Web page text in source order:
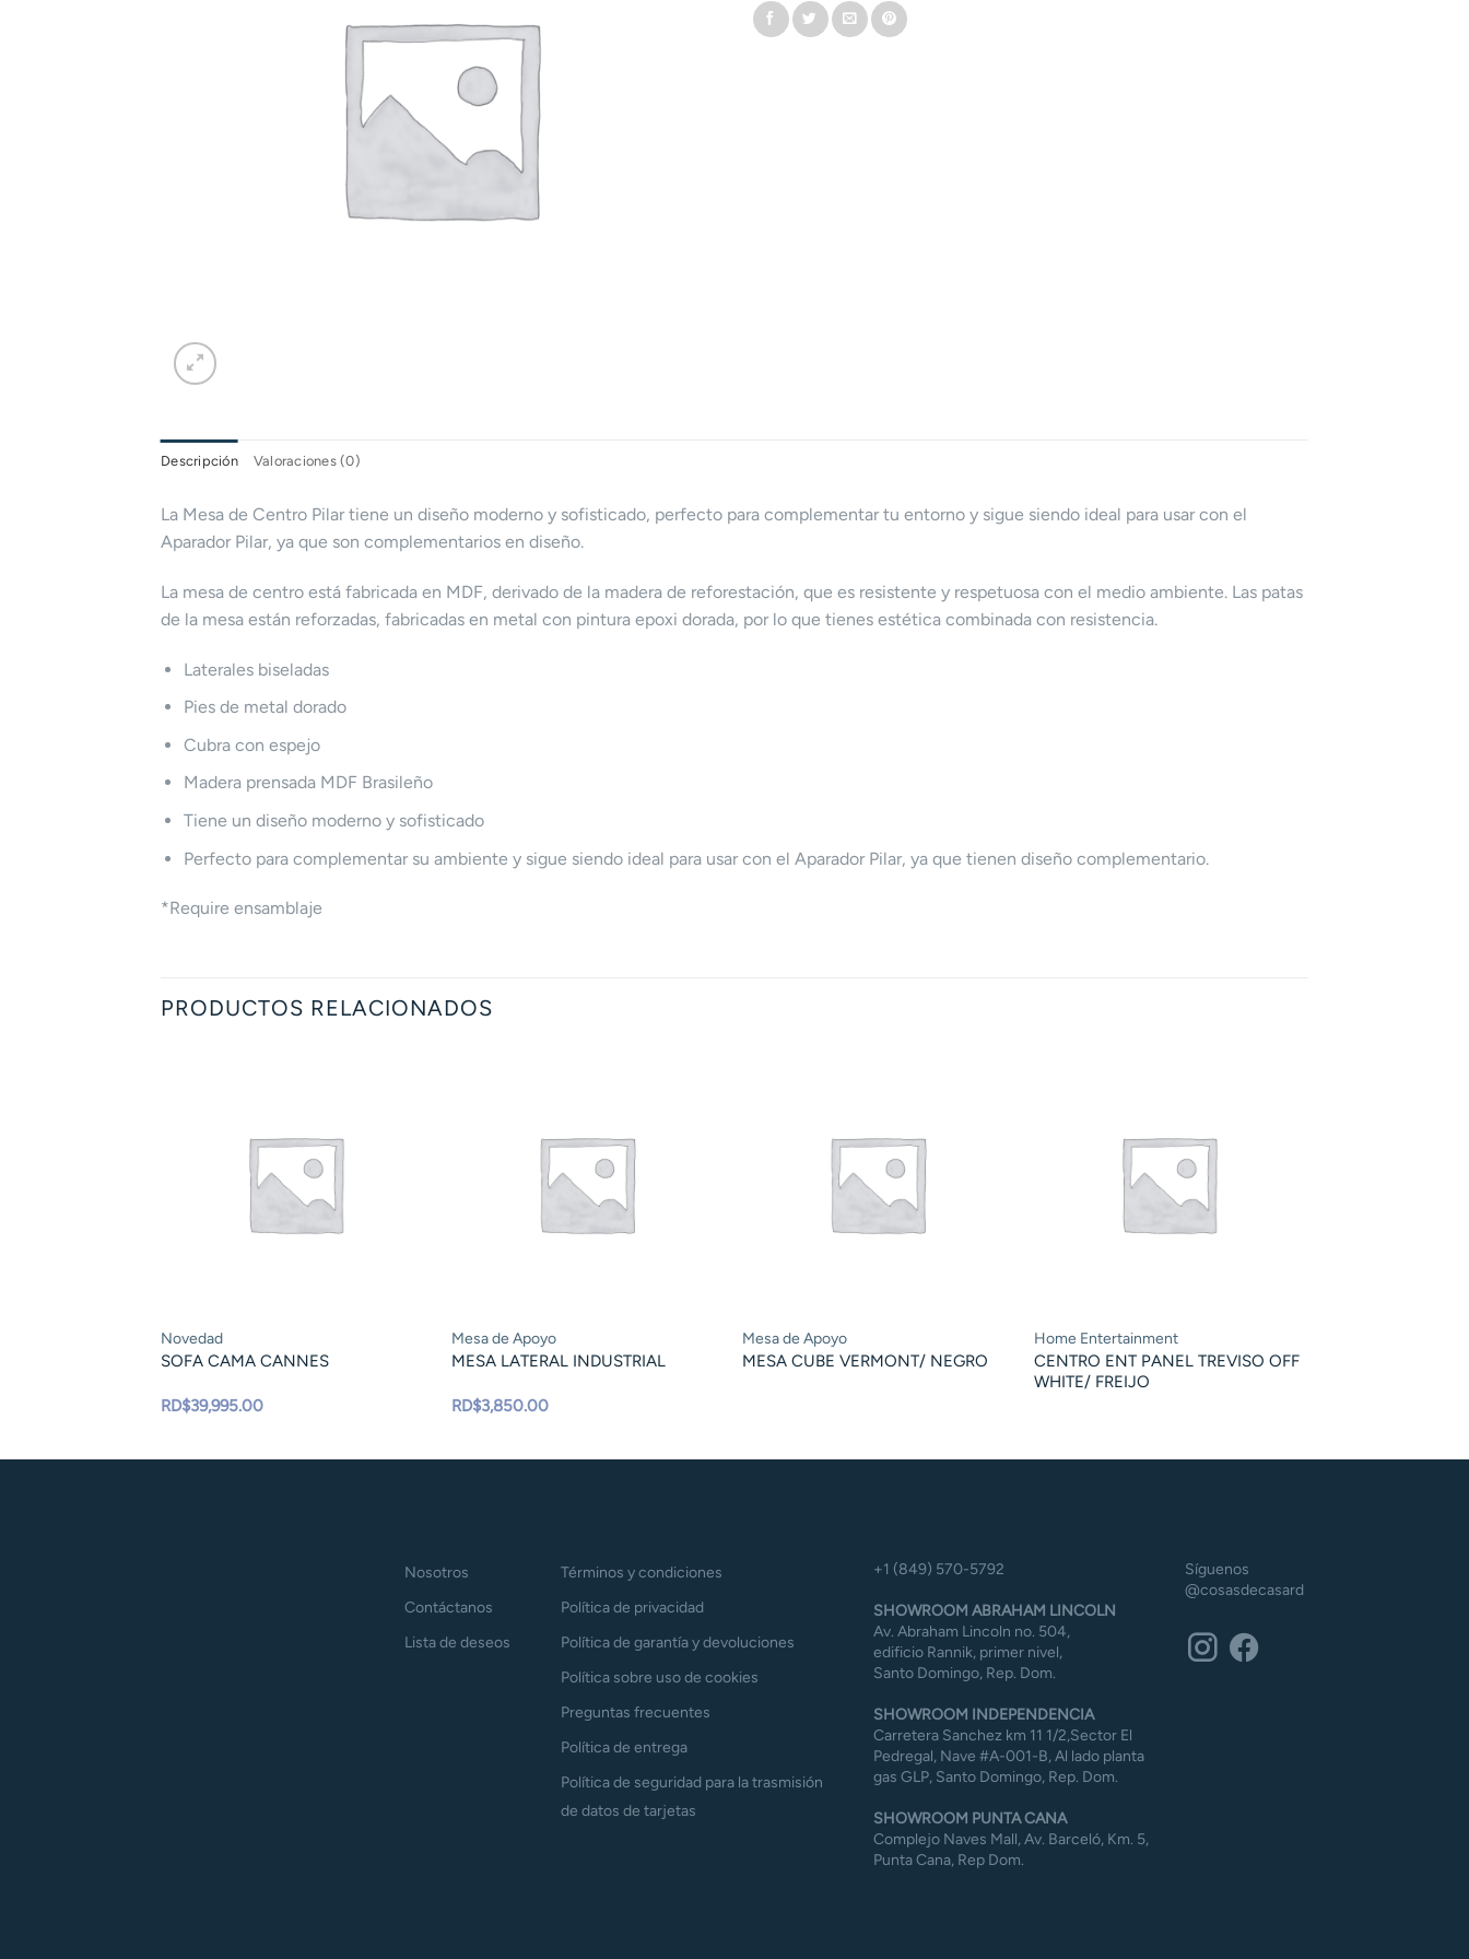
Descripción Valoraciones (0)
La Mesa de Centro Pilar tiene un diseño moderno y sofisticado, perfecto para complementar tu entorno y sigue siendo ideal para usar con el
Aparador Pilar, ya que son complementarios en diseño.
La mesa de centro está fabricada en MDF, derivado de la madera de reforestación, que es resistente y respetuosa con el medio ambiente. Las patas
de la mesa están reforzadas, fabricadas en metal con pintura epoxi dorada, por lo que tienes estética combinada con resistencia.
Laterales biseladas
Pies de metal dorado
Cubra con espejo
Madera prensada MDF Brasileño
Tiene un diseño moderno y sofisticado
Perfecto para complementar su ambiente y sigue siendo ideal para usar con el Aparador Pilar, ya que tienen diseño complementario.
*Require ensamblaje
PRODUCTOS RELACIONADOS
Novedad
SOFA CAMA CANNES
RD$39,995.00
Mesa de Apoyo
MESA LATERAL INDUSTRIAL
RD$3,850.00
Mesa de Apoyo
MESA CUBE VERMONT/ NEGRO
Home Entertainment
CENTRO ENT PANEL TREVISO OFF
WHITE/ FREIJO
Nosotros
Contáctanos
Lista de deseos
Términos y condiciones
Política de privacidad
Política de garantía y devoluciones
Política sobre uso de cookies
Preguntas frecuentes
Política de entrega
Política de seguridad para la trasmisión
de datos de tarjetas
+1 (849) 570-5792
SHOWROOM ABRAHAM LINCOLN
Av. Abraham Lincoln no. 504,
edificio Rannik, primer nivel,
Santo Domingo, Rep. Dom.
SHOWROOM INDEPENDENCIA
Carretera Sanchez km 11 1/2,Sector El
Pedregal, Nave #A-001-B, Al lado planta
gas GLP, Santo Domingo, Rep. Dom.
SHOWROOM PUNTA CANA
Complejo Naves Mall, Av. Barceló, Km. 5,
Punta Cana, Rep Dom.
Síguenos
@cosasdecasard